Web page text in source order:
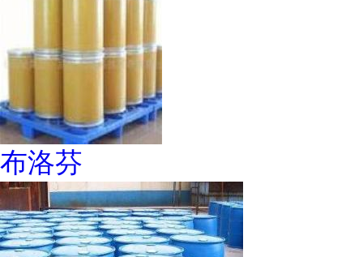
布洛芬